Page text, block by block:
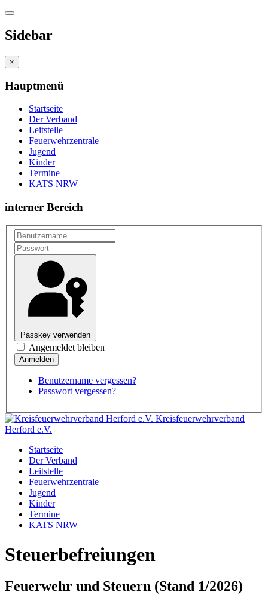
Sidebar
×
Hauptmenü
Startseite
Der Verband
Leitstelle
Feuerwehrzentrale
Jugend
Kinder
Termine
KATS NRW
interner Bereich
Passkey verwenden
Angemeldet bleiben
Benutzername vergessen?
Passwort vergessen?
Kreisfeuerwehrverband
Herford e.V.
Startseite
Der Verband
Leitstelle
Feuerwehrzentrale
Jugend
Kinder
Termine
KATS NRW
Steuerbefreiungen
Feuerwehr und Steuern (Stand 1/2026)